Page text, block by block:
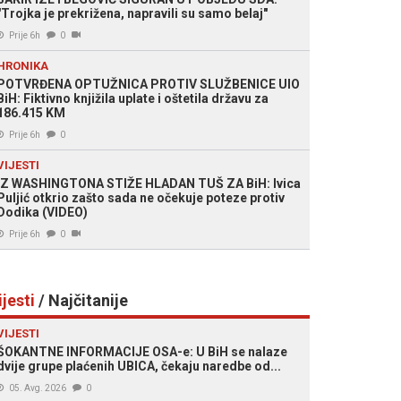
je prekrižena, napravili su samo belaj"
Prije 6h 0
OPTUŽNICA PROTIV SLUŽBENICE UIO
Fiktivno knjižila uplate i oštetila državu za
KM
Prije 6h 0
WASHINGTONA STIŽE HLADAN TUŠ ZA BiH: Ivica
otkrio zašto sada ne očekuje poteze protiv
(VIDEO)
Prije 6h 0
/ Najčitanije
INFORMACIJE OSA-e: U BiH se nalaze
grupe plaćenih UBICA, čekaju naredbe od...
05. Avg. 2026 0